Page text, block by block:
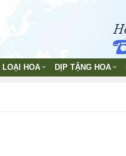
LOẠI HOA DỊP TẶNG HOA